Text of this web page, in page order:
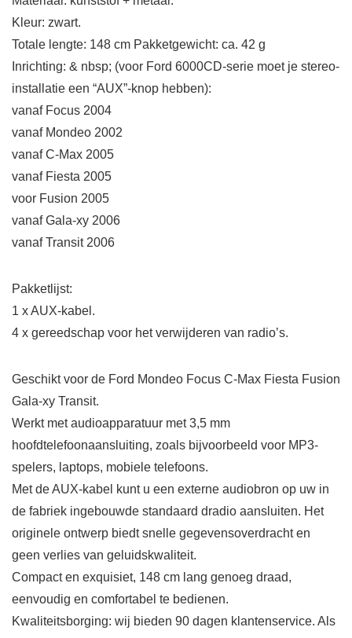
Kleur: zwart.
Totale lengte: 148 cm Pakketgewicht: ca. 42 g
Inrichting: & nbsp; (voor Ford 6000CD-serie moet je stereo-
installatie een “AUX”-knop hebben):
vanaf Focus 2004
vanaf Mondeo 2002
vanaf C-Max 2005
vanaf Fiesta 2005
voor Fusion 2005
vanaf Gala-xy 2006
vanaf Transit 2006
Pakketlijst:
1 x AUX-kabel.
4 x gereedschap voor het verwijderen van radio’s.
Geschikt voor de Ford Mondeo Focus C-Max Fiesta Fusion
Gala-xy Transit.
Werkt met audioapparatuur met 3,5 mm
hoofdtelefoonaansluiting, zoals bijvoorbeeld voor MP3-
spelers, laptops, mobiele telefoons.
Met de AUX-kabel kunt u een externe audiobron op uw in
de fabriek ingebouwde standaard dradio aansluiten. Het
originele ontwerp biedt snelle gegevensoverdracht en
geen verlies van geluidskwaliteit.
Compact en exquisiet, 148 cm lang genoeg draad,
eenvoudig en comfortabel te bedienen.
Kwaliteitsborging: wij bieden 90 dagen klantenservice. Als